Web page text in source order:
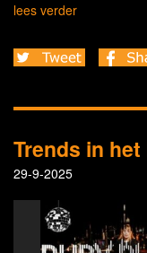
lees verder
Trends in
29-9-2025